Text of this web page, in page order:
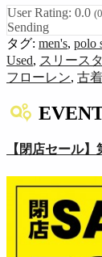
User Rating: 0.0 (0
Sending
タグ: men's, polo
Used, スリース
フローレン, 古着
【閉店セール】